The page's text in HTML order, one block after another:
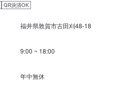
QR決済OK
福井県敦賀市古田刈48-18
9:00 ~ 18:00
年中無休